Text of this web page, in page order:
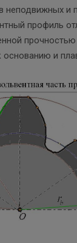
неподвижных и
профиль
прочностью
основанию и